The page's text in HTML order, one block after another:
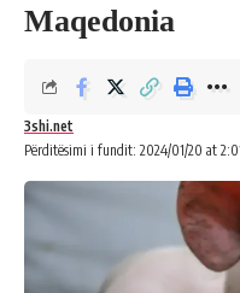
Maqedonia
Përditësimi i fundit: 2024/01/20 at
3shi.net